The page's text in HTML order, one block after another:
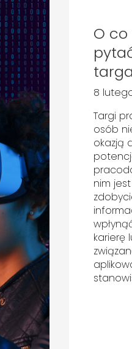
O
8
Targi
osób
okazją
nim
karierę